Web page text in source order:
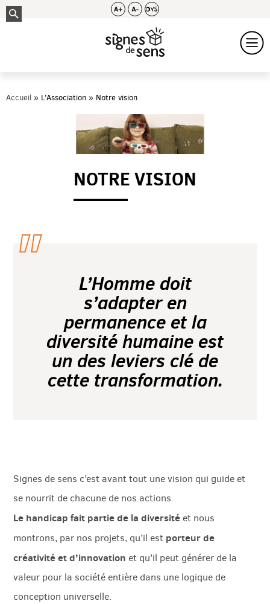
Accueil L'Association Notre vision
NOTRE VISION
L’Homme doit
s’adapter en
permanence et la
diversité humaine est
un des leviers clé de
cette transformation.
Signes de sens c’est avant tout une vision qui guide et
se nourrit de chacune de nos actions.
Le handicap fait partie de la diversité et nous
montrons, par nos projets, qu’il est porteur de
créativité et d’innovation et qu’il peut générer de la
valeur pour la société entière dans une logique de
conception universelle.